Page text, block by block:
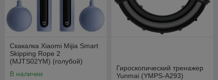
Скакалка Xiaomi Mijia Smart
Skipping Rope 2
(MJTS02YM) (голубой)
В наличии
Гироскопический тренажер
Yunmai (YMPS-A293)